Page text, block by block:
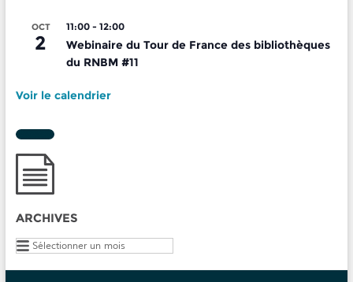
OCT
2
11:00- 12:00
Webinaire du Tour de France des bibliothèques
du RNBM #11
Voir le calendrier
ARCHIVES
Archives